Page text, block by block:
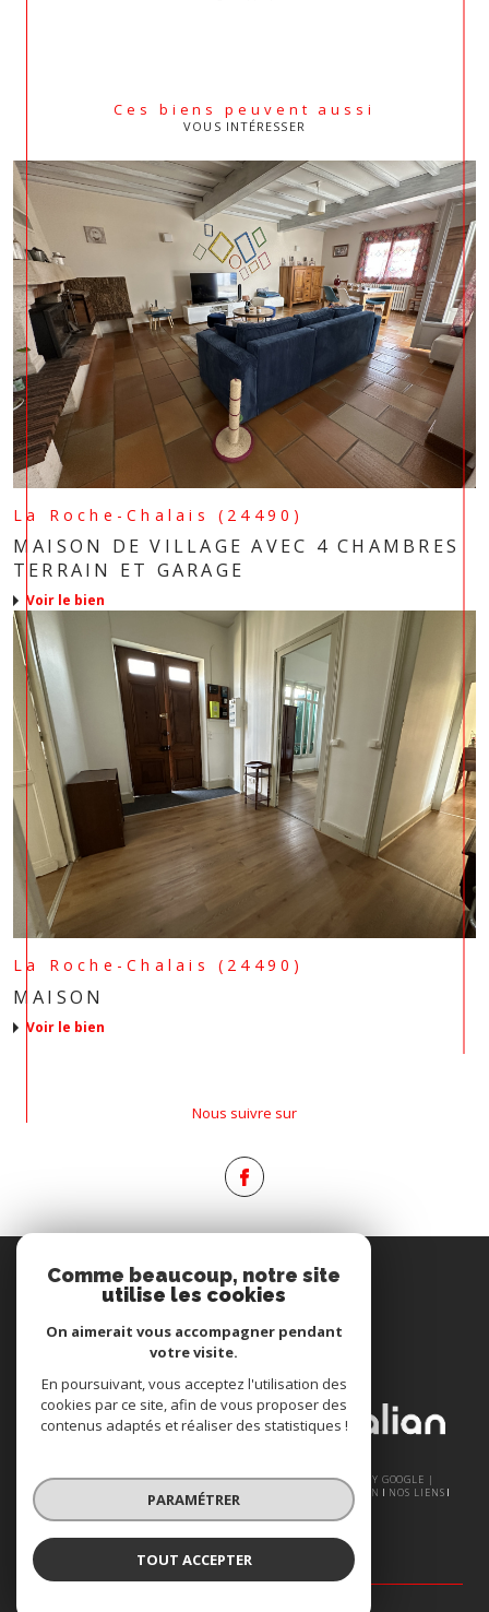
Ces biens peuvent aussi
VOUS INTÉRESSER
La Roche-Chalais (24490)
MAISON DE VILLAGE AVEC 4 CHAMBRES
TERRAIN ET GARAGE
voir le bien
La Roche-Chalais (24490)
MAISON
voir le bien
Nous suivre sur
PROPRIÉTAIRE
ADHÉRONS
© 2026 | TOUS DROITS RÉSERVÉS | TRADUCTION POWERED BY GOOGLE |
PLAN DU SITE MENTIONS LÉGALES ADMIN
NOS LIENS
POLITIQUE RGPD
Comme beaucoup, notre site
utilise les cookies
On aimerait vous accompagner pendant
votre visite.
En poursuivant, vous acceptez l'utilisation des
cookies par ce site, afin de vous proposer des
contenus adaptés et réaliser des statistiques !
PARAMÉTRER
TOUT ACCEPTER